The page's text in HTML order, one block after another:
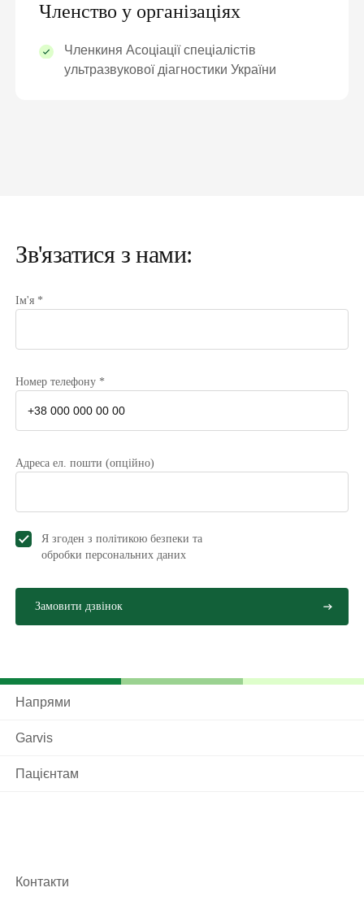
Членство у організаціях
Членкиня Асоціації спеціалістів
ультразвукової діагностики України
Зв'язатися з нами:
Ім'я *
Номер телефону *
Адреса ел. пошти (опційно)
Я згоден з політикою безпеки та
обробки персональних даниx
Напрями
Garvis
Пацієнтам
Контакти